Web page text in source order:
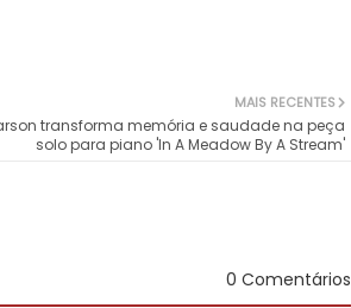
MAIS RECENTES
transforma memória e saudade na peça
solo para piano 'In A Meadow By A Stream'
0 Comentários